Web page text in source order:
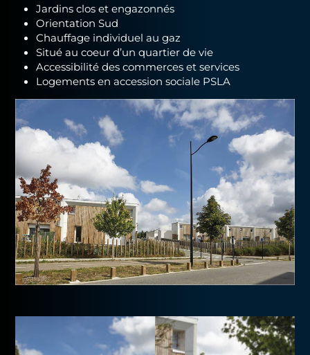
Jardins clos et engazonnés
Orientation Sud
Chauffage individuel au gaz
Situé au coeur d’un quartier de vie
Accessibilité des commerces et services
Logements en accession sociale PSLA